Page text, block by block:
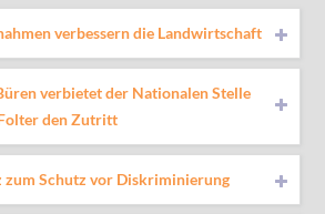
verbessern die Landwirtschaft
verbietet der Nationalen Stelle
den Zutritt
zum Schutz vor Diskriminierung